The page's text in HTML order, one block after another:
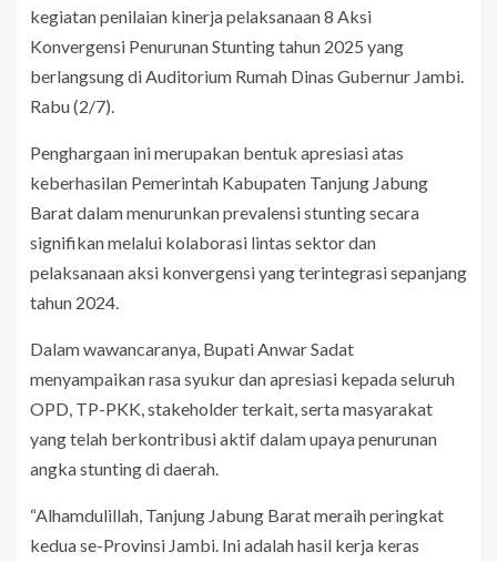
kegiatan penilaian kinerja pelaksanaan 8 Aksi
Konvergensi Penurunan Stunting tahun 2025 yang
berlangsung di Auditorium Rumah Dinas Gubernur Jambi.
Rabu (2/7).
Penghargaan ini merupakan bentuk apresiasi atas
keberhasilan Pemerintah Kabupaten Tanjung Jabung
Barat dalam menurunkan prevalensi stunting secara
signifikan melalui kolaborasi lintas sektor dan
pelaksanaan aksi konvergensi yang terintegrasi sepanjang
tahun 2024.
Dalam wawancaranya, Bupati Anwar Sadat
menyampaikan rasa syukur dan apresiasi kepada seluruh
OPD, TP-PKK, stakeholder terkait, serta masyarakat
yang telah berkontribusi aktif dalam upaya penurunan
angka stunting di daerah.
“Alhamdulillah, Tanjung Jabung Barat meraih peringkat
kedua se-Provinsi Jambi. Ini adalah hasil kerja keras